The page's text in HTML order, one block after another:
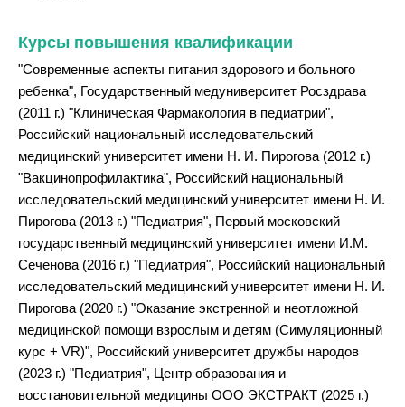
Курсы повышения квалификации
"Современные аспекты питания здорового и больного
ребенка", Государственный медуниверситет Росздрава
(2011 г.) "Клиническая Фармакология в педиатрии",
Российский национальный исследовательский
медицинский университет имени Н. И. Пирогова (2012 г.)
"Вакцинопрофилактика", Российский национальный
исследовательский медицинский университет имени Н. И.
Пирогова (2013 г.) "Педиатрия", Первый московский
государственный медицинский университет имени И.М.
Сеченова (2016 г.) "Педиатрия", Российский национальный
исследовательский медицинский университет имени Н. И.
Пирогова (2020 г.) "Оказание экстренной и неотложной
медицинской помощи взрослым и детям (Симуляционный
курс + VR)", Российский университет дружбы народов
(2023 г.) "Педиатрия", Центр образования и
восстановительной медицины ООО ЭКСТРАКТ (2025 г.)